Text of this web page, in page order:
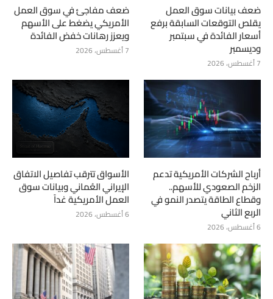
ضعف بيانات سوق العمل
يقلص التوقعات السابقة برفع
أسعار الفائدة في سبتمبر
وديسمبر
7 أغسطس، 2026
ضعف مفاجئ في سوق العمل
الأمريكي يضغط على الأسهم
ويعزز رهانات خفض الفائدة
7 أغسطس، 2026
أرباح الشركات الأمريكية تدعم
الزخم الصعودي للأسهم..
وقطاع الطاقة يتصدر النمو في
الربع الثاني
6 أغسطس، 2026
الأسواق تترقب تفاصيل الاتفاق
الإيراني العُماني وبيانات سوق
العمل الأمريكية غداً
6 أغسطس، 2026